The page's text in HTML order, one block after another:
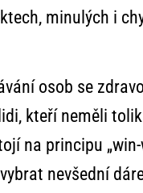
minulých i
osob se
kteří neměli
na principu „win-
nevšední